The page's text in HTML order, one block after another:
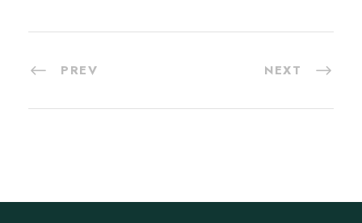
PREV NEXT